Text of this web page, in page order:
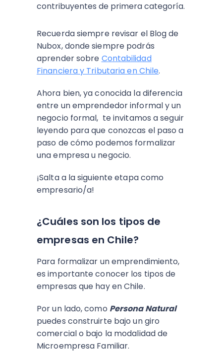
contribuyentes de primera categoría.
Recuerda siempre revisar el Blog de
Nubox, donde siempre podrás
aprender sobre Contabilidad
Financiera y Tributaria en Chile.
Ahora bien, ya conocida la diferencia
entre un emprendedor informal y un
negocio formal, te invitamos a seguir
leyendo para que conozcas el paso a
paso de cómo podemos formalizar
una empresa u negocio.
¡Salta a la siguiente etapa como
empresario/a!
¿Cuáles son los tipos de
empresas en Chile?
Para formalizar un emprendimiento,
es importante conocer los tipos de
empresas que hay en Chile.
Por un lado, como Persona Natural
puedes construirte bajo un giro
comercial o bajo la modalidad de
Microempresa Familiar.